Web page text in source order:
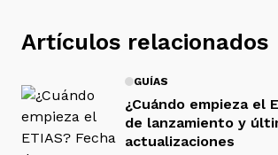
Artículos relacionados
GUÍAS
¿Cuándo empieza el
de lanzamiento y
actualizaciones